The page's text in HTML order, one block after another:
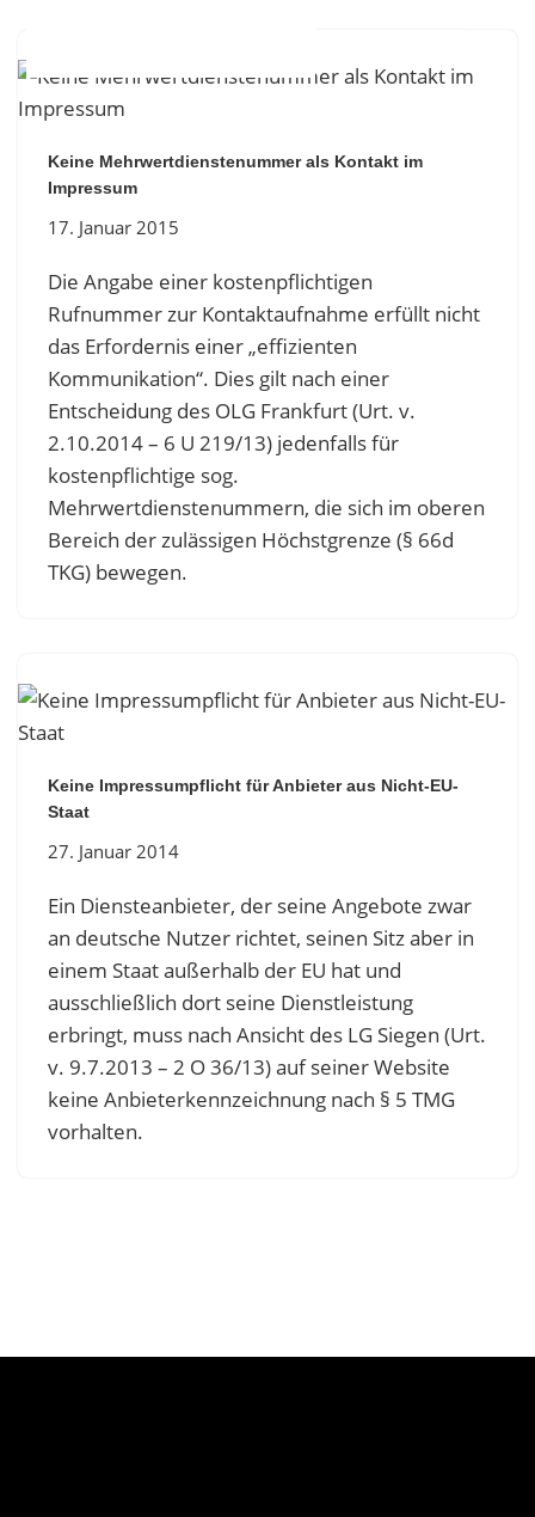
Zum
Inhalt
Keine Mehrwertdienstenummer als Kontakt im
Impressum
17. Januar 2015
Die Angabe einer kostenpflichtigen
Rufnummer zur Kontaktaufnahme erfüllt nicht
das Erfordernis einer „effizienten
Kommunikation“. Dies gilt nach einer
Entscheidung des OLG Frankfurt (Urt. v.
2.10.2014 – 6 U 219/13) jedenfalls für
kostenpflichtige sog.
Mehrwertdienstenummern, die sich im oberen
Bereich der zulässigen Höchstgrenze (§ 66d
TKG) bewegen.
Keine Impressumpflicht für Anbieter aus Nicht-EU-
Staat
27. Januar 2014
Ein Diensteanbieter, der seine Angebote zwar
an deutsche Nutzer richtet, seinen Sitz aber in
einem Staat außerhalb der EU hat und
ausschließlich dort seine Dienstleistung
erbringt, muss nach Ansicht des LG Siegen (Urt.
v. 9.7.2013 – 2 O 36/13) auf seiner Website
keine Anbieterkennzeichnung nach § 5 TMG
vorhalten.